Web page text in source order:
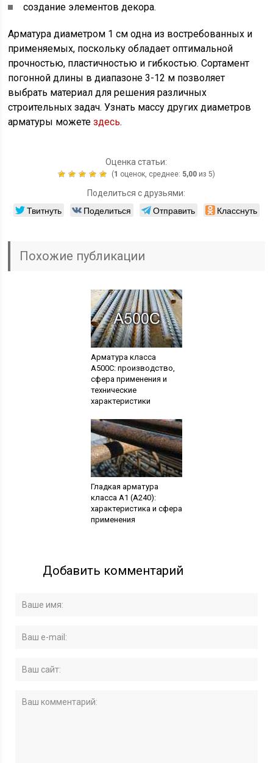
создание элементов декора.
Арматура диаметром 1 см одна из востребованных и
применяемых, поскольку обладает оптимальной
прочностью, пластичностью и гибкостью. Сортамент
погонной длины в диапазоне 3-12 м позволяет
выбрать материал для решения различных
строительных задач. Узнать массу других диаметров
арматуры можетездесь.
Оценка статьи:
(1 оценок, среднее: 5,00из 5)
Поделиться с друзьями:
Твитнуть Поделиться Отправить Класснуть
Похожие публикации
Арматура класса
А500С: производство,
сфера применения и
технические
характеристики
Гладкая арматура
класса А1 (А240):
характеристика и сфера
применения
Добавить комментарий